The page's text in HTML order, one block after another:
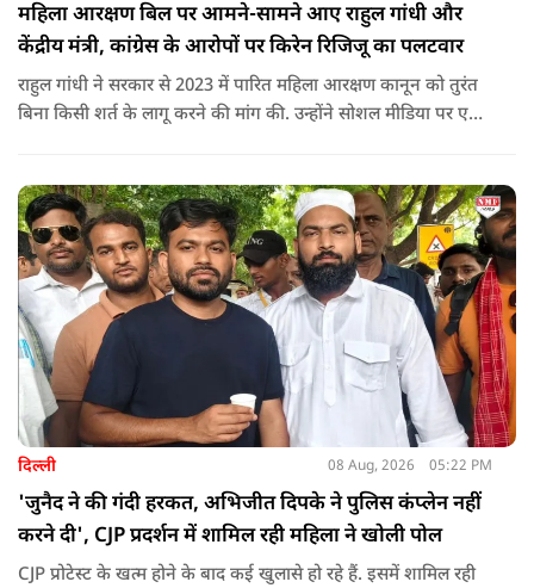
महिला आरक्षण बिल पर आमने-सामने आए राहुल गांधी और
केंद्रीय मंत्री, कांग्रेस के आरोपों पर किरेन रिजिजू का पलटवार
राहुल गांधी ने सरकार से 2023 में पारित महिला आरक्षण कानून को तुरंत
बिना किसी शर्त के लागू करने की मांग की. उन्होंने सोशल मीडिया पर एक
दिल्ली 08 Aug, 2026 05:22 PM
'जुनैद ने की गंदी हरकत, अभिजीत दिपके ने पुलिस कंप्लेन नहीं
करने दी', CJP प्रदर्शन में शामिल रही महिला ने खोली पोल
CJP प्रोटेस्ट के खत्म होने के बाद कई खुलासे हो रहे हैं. इसमें शामिल रही